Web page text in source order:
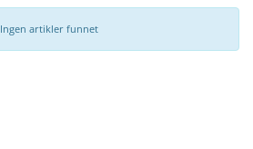
Ingen artikler funnet